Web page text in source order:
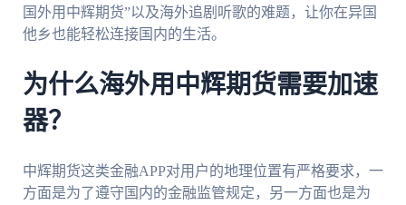
国外用中辉期货”以及海外追剧听歌的难题，让你在异国
他乡也能轻松连接国内的生活。
为什么海外用中辉期货需要加速
器？
中辉期货这类金融APP对用户的地理位置有严格要求，一
方面是为了遵守国内的金融监管规定，另一方面也是为